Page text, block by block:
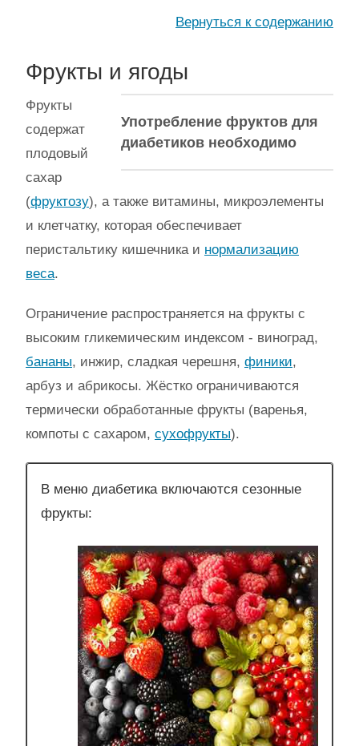
Вернуться к содержанию
Фрукты и ягоды
Употребление фруктов для
диабетиков необходимо
Фрукты
содержат
плодовый
сахар
(фруктозу), а также витамины, микроэлементы
и клетчатку, которая обеспечивает
перистальтику кишечника и нормализацию
веса.
Ограничение распространяется на фрукты с
высоким гликемическим индексом - виноград,
бананы, инжир, сладкая черешня, финики,
арбуз и абрикосы. Жёстко ограничиваются
термически обработанные фрукты (варенья,
компоты с сахаром, сухофрукты).
В меню диабетика включаются сезонные
фрукты: